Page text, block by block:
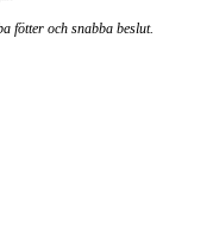
fötter och snabba beslut.